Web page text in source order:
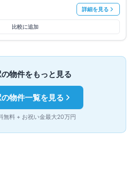
詳細を見る
比較に追加
物件をもっと見る
物件一覧を見る
無料 + お祝い金最大20万円